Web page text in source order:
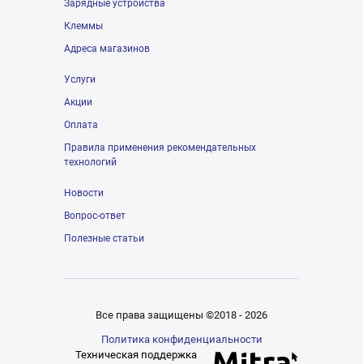
Зарядные устройства
Клеммы
Адреса магазинов
Услуги
Акции
Оплата
Правила применения рекомендательных
технологий
Новости
Вопрос-ответ
Полезные статьи
Все права защищены ©2018 - 2026
Политика конфиденциальности
Техническая поддержка